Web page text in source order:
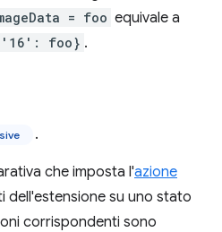
= foo equivale a
{'16': foo} .
.
che imposta l'azione
dell'estensione su uno stato
corrispondenti sono